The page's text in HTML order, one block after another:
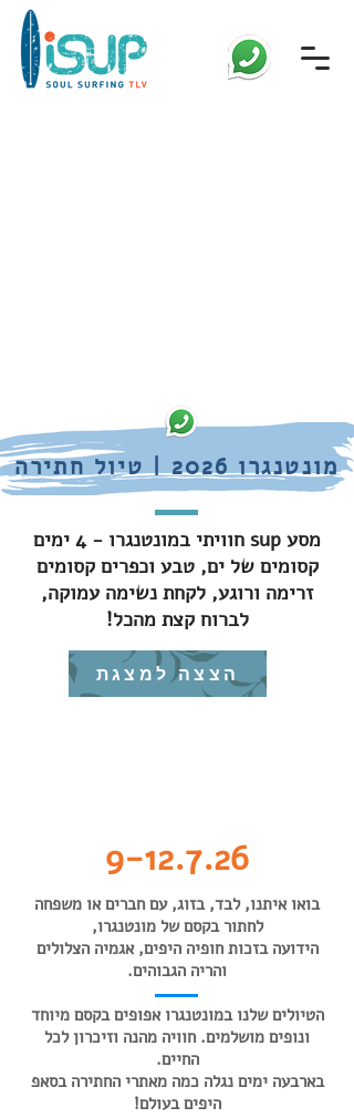
מונטנגרו 2026 | טיול חתירה
מסע sup חוויתי במונטנגרו - 4 ימים
קסומים של ים, טבע וכפרים קסומים
זרימה ורוגע, לקחת נשימה עמוקה,
לברוח קצת מהכל!
הצצה למצגת
9-12.7.26
בואו איתנו, לבד, בזוג, עם חברים או משפחה
לחתור בקסם של מונטנגרו,
הידועה בזכות חופיה היפים, אגמיה הצלולים
והריה הגבוהים.
הטיולים שלנו במונטנגרו אפופים בקסם מיוחד
ונופים מושלמים. חוויה מהנה וזיכרון לכל
החיים.
בארבעה ימים נגלה כמה מאתרי החתירה בסאפ
היפים בעולם!